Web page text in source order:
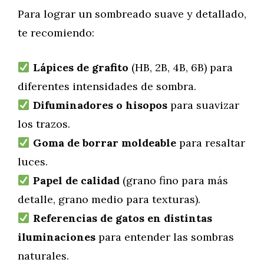
Para lograr un sombreado suave y detallado,
te recomiendo:
Lápices de grafito (HB, 2B, 4B, 6B) para
diferentes intensidades de sombra.
Difuminadores o hisopospara suavizar
los trazos.
Goma de borrar moldeablepara resaltar
luces.
Papel de calidad(grano fino para más
detalle, grano medio para texturas).
Referencias de gatos en distintas
iluminaciones para entender las sombras
naturales.